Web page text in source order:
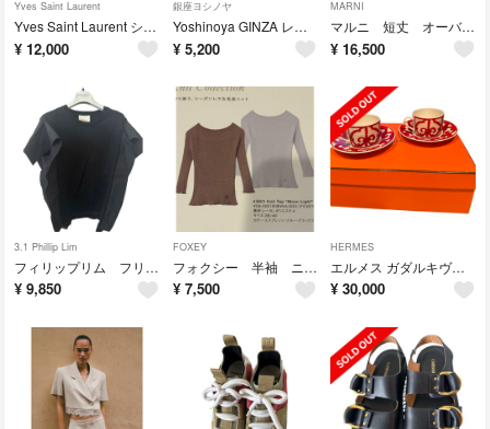
Yves Saint Laurent
Yves Saint Laurent シルク スカーフ ベージュオレンジ
¥ 12,000
銀座ヨシノヤ
Yoshinoya GINZA レディース スニーカー グレー 22.0cm
¥ 5,200
MARNI
マルニ 短丈 オーバーサイズ Tシャツ グレー
¥ 16,500
3.1 Phillip Lim
フィリップリム フリル Tシャツ ブラック Sサイズ
¥ 9,850
FOXEY
フォクシー 半袖 ニット ブラック オフショル
¥ 7,500
HERMES
エルメス ガダルキヴィール レッド ティーカップ&ソーサー ペア 011016p2
¥ 30,000